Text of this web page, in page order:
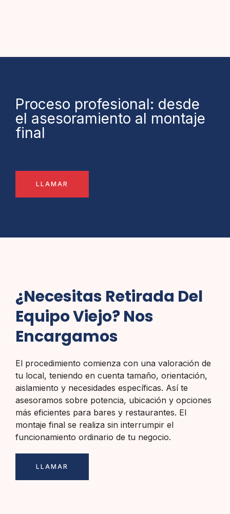
Proceso profesional: desde
el asesoramiento al montaje
final
LLAMAR
¿Necesitas Retirada Del
Equipo Viejo? Nos
Encargamos
El procedimiento comienza con una valoración de
tu local, teniendo en cuenta tamaño, orientación,
aislamiento y necesidades específicas. Así te
asesoramos sobre potencia, ubicación y opciones
más eficientes para bares y restaurantes. El
montaje final se realiza sin interrumpir el
funcionamiento ordinario de tu negocio.
LLAMAR